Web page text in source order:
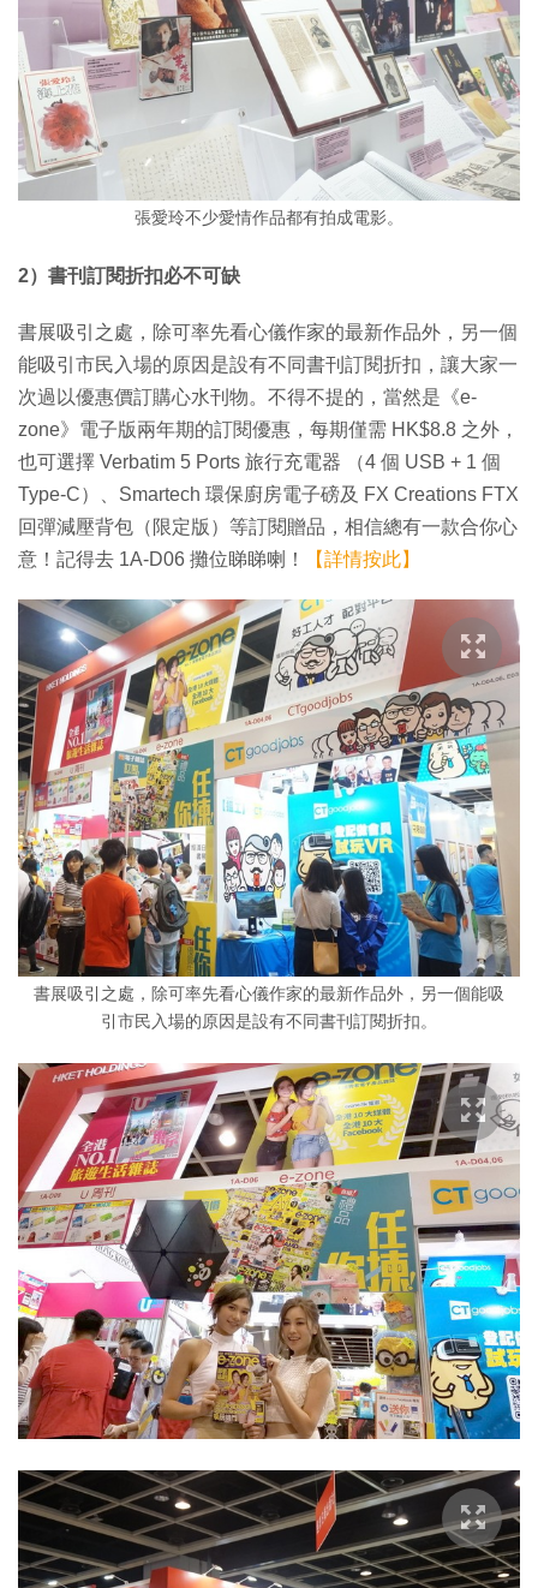
張愛玲不少愛情作品都有拍成電影。
2）書刊訂閱折扣必不可缺
書展吸引之處，除可率先看心儀作家的最新作品外，另一個
能吸引市民入場的原因是設有不同書刊訂閱折扣，讓大家一
次過以優惠價訂購心水刊物。不得不提的，當然是《e-
zone》電子版兩年期的訂閱優惠，每期僅需 HK$8.8 之外，
也可選擇 Verbatim 5 Ports 旅行充電器 （4 個 USB + 1 個
Type-C）、Smartech 環保廚房電子磅及 FX Creations FTX
回彈減壓背包（限定版）等訂閱贈品，相信總有一款合你心
意！記得去 1A-D06 攤位睇睇喇！
【詳情按此】
書展吸引之處，除可率先看心儀作家的最新作品外，另一個能吸
引市民入場的原因是設有不同書刊訂閱折扣。